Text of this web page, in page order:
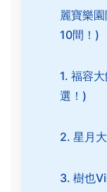
麗寶樂
10間！)
1. 福容
選！)
2. 星月
3. 樹也